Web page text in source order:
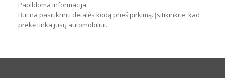
Papildoma informacija:
Būtina pasitikrinti detalės kodą prieš pirkimą. Įsitikinkite, kad
prekė tinka jūsų automobiliui.